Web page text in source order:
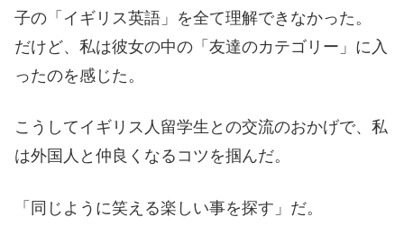
子の「イギリス英語」を全て理解できなかった。
だけど、私は彼女の中の「友達のカテゴリー」に入
ったのを感じた。
こうしてイギリス人留学生との交流のおかげで、私
は外国人と仲良くなるコツを掴んだ。
「同じように笑える楽しい事を探す」だ。